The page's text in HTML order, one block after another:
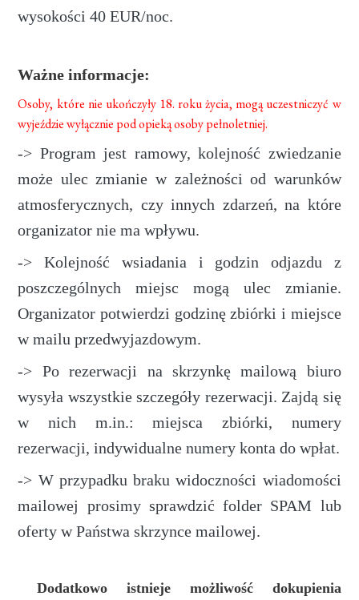
wysokości 40 EUR/noc.
Ważne informacje:
Osoby, które nie ukończyły 18. roku życia, mogą uczestniczyć w
wyjeździe wyłącznie pod opieką osoby pełnoletniej.
-> Program jest ramowy, kolejność zwiedzanie
może ulec zmianie w zależności od warunków
atmosferycznych, czy innych zdarzeń, na które
organizator nie ma wpływu.
-> Kolejność wsiadania i godzin odjazdu z
poszczególnych miejsc mogą ulec zmianie.
Organizator potwierdzi godzinę zbiórki i miejsce
w mailu przedwyjazdowym.
-> Po rezerwacji na skrzynkę mailową biuro
wysyła wszystkie szczegóły rezerwacji. Zajdą się
w nich m.in.: miejsca zbiórki, numery
rezerwacji, indywidualne numery konta do wpłat.
-> W przypadku braku widoczności wiadomości
mailowej prosimy sprawdzić folder SPAM lub
oferty w Państwa skrzynce mailowej.
Dodatkowo istnieje możliwość dokupienia